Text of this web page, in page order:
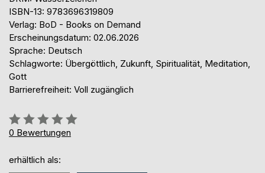
ISBN-13: 9783696319809
Verlag: BoD - Books on Demand
Erscheinungsdatum: 02.06.2026
Sprache: Deutsch
Schlagworte: Übergöttlich, Zukunft, Spiritualität, Meditation,
Gott
Barrierefreiheit: Voll zugänglich
Bewertung::
0%
0 Bewertungen
erhältlich als: